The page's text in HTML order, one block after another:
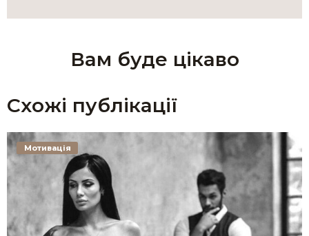
Вам буде цікаво
Схожі публікації
Мотивація